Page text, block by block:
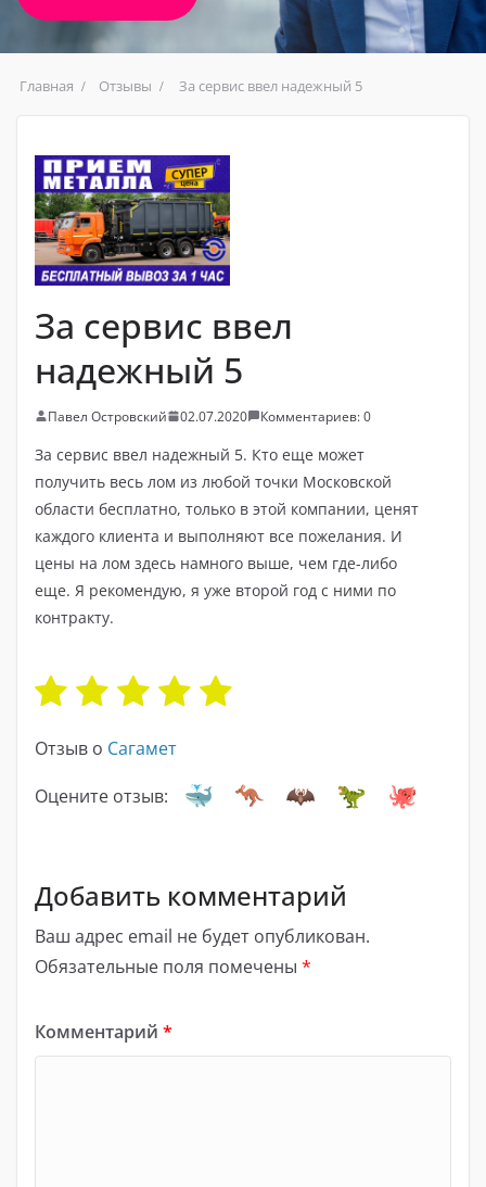
Главная Отзывы За сервис ввел надежный 5
За сервис ввел
надежный 5
Павел Островский 02.07.2020 Комментариев: 0
За сервис ввел надежный 5. Кто еще может
получить весь лом из любой точки Московской
области бесплатно, только в этой компании, ценят
каждого клиента и выполняют все пожелания. И
цены на лом здесь намного выше, чем где-либо
еще. Я рекомендую, я уже второй год с ними по
контракту.
Отзыв о Сагамет
Оцените отзыв:
Добавить комментарий
Ваш адрес email не будет опубликован.
Обязательные поля помечены *
Комментарий *